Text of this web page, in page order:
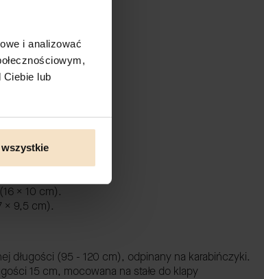
i analizować
lub
z butelek PET.
x 10 cm).
x 9,5 cm).
długości (95 - 120 cm), odpinany na karabińczyki.
15 cm, mocowana na stałe do klapy